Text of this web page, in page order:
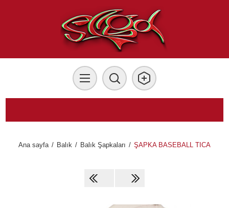
Ana sayfa / Balık / Balık Şapkaları / ŞAPKA BASEBALL TICA